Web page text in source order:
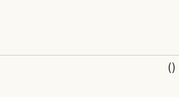
(
)